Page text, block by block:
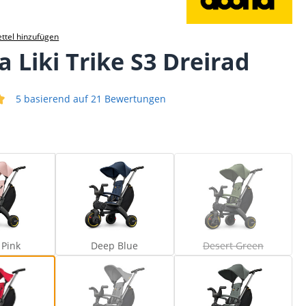
hinzufügen
Liki Trike S3 Dreirad
5 basierend auf 21 Bewertungen
Pink
Deep Blue
Deep Blue
Desert Green
Desert Green
(Diese Option ist